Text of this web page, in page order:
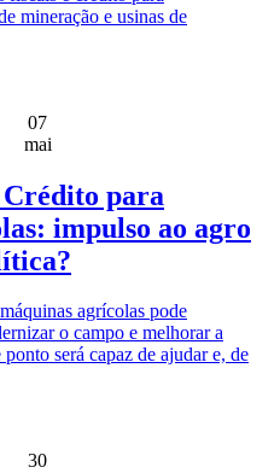
mineração e usinas de
07
mai
para
impulso ao agro
agrícolas pode
o campo e melhorar a
será capaz de ajudar e, de
30